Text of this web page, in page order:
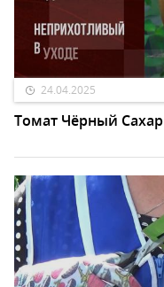
24.04.2025
Томат Чёрный Сахар